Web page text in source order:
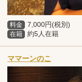
料金 7,000円(税別)
在籍 約5人在籍
ママーンのこ